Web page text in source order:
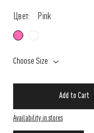
Цвет:
Pink
Choose Size
Add to Cart
Availability in stores